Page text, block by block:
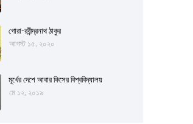
গোরা-রবীন্দ্রনাথ ঠাকুর
আগস্ট ১৫, ২০২০
মূর্খের দেশে আবার কিসের বিশ্ববিদ্যালয়
মে ১২, ২০১৯